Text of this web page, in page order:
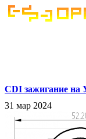
CDI зажигание на
31 мар 2024